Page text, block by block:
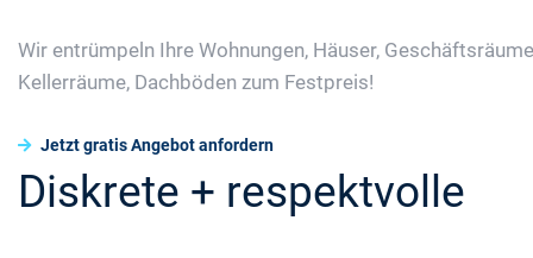
Wir entrümpeln Ihre Wohnungen, Häuser,
Kellerräume, Dachböden zum Festpreis!
Jetzt gratis Angebot anfordern
Diskrete + respektvolle